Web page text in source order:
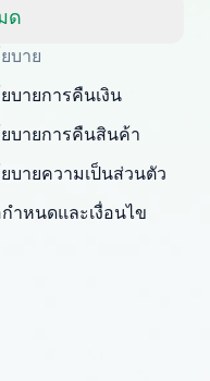
ด
company as
number in
with the
my address
to order parts
the responsive
a reliable
times within
received timely
order was not
shipper, the
the U.S.
and received.
4 stars instead
else can beat.
parts for
days). Item
the package
happy
item I added to
hassle free, I've
but they
condition I
site very reliable
all just because
more
good shape for
caring
i can look for all
LX to VX
บาย
บายการคืนเงิน
บายการคืนสินค้า
บายความเป็นส่วนตัว
ำหนดและเงื่อนไข